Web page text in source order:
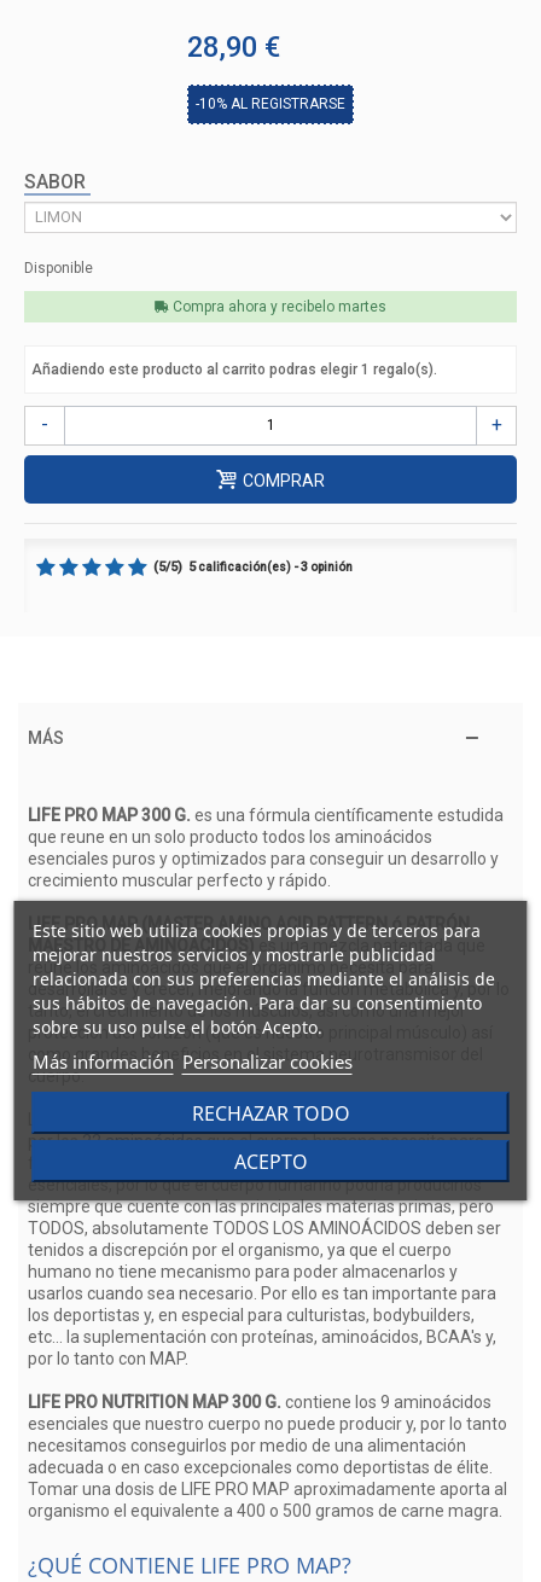
28,90 €
-10% AL REGISTRARSE
SABOR
Disponible
Compra ahora y recibelo martes
Añadiendo este producto al carrito podras elegir 1 regalo(s).
- +
COMPRAR
(5/5) 5calificación(es) -3opinión
MÁS
LIFE PRO MAP 300 G.es una fórmula científicamente estudida
que reune en un solo producto todos los aminoácidos
esenciales puros y optimizados para conseguir un desarrollo y
crecimiento muscular perfecto y rápido.
LIFE PRO MAP (MASTER AMINO ACID PATTERN ó PATRÓN
MAESTRO DE AMINOÁCIDOS)
es una mezcla patentada que
reúne los aminoácidos que el organimo necesita para
desarrollarse y crecer, mejorando la función metabólica y, por lo
tanto, el crecimiento de los músculos, así como una mejor
protección del corazón (que es nuestro principal músculo) así
como grandes beneficios en el sistema neurotransmisor del
cuerpo.
Las tres cuartas partes del cuerpo humano están compuestas
por los22 aminoácidosque el cuerpo humano necesita para
funcionar debidamente. Algunos de los aminoácidos, no son
esenciales, por lo que el cuerpo humanno podría producirlos
siempre que cuente con las principales materias primas, pero
TODOS, absolutamente TODOS LOS AMINOÁCIDOS deben ser
tenidos a discrepción por el organismo, ya que el cuerpo
humano no tiene mecanismo para poder almacenarlos y
usarlos cuando sea necesario. Por ello es tan importante para
los deportistas y, en especial para culturistas, bodybuilders,
etc... la suplementación con proteínas, aminoácidos, BCAA's y,
por lo tanto con MAP.
LIFE PRO NUTRITION MAP 300 G. contiene los 9 aminoácidos
esenciales que nuestro cuerpo no puede producir y, por lo tanto
necesitamos conseguirlos por medio de una alimentación
adecuada o en caso excepcionales como deportistas de élite.
Tomar una dosis de LIFE PRO MAP aproximadamente aporta al
organismo el equivalente a 400 o 500 gramos de carne magra.
¿QUÉ CONTIENE LIFE PRO MAP?
Este sitio web utiliza cookies propias y de terceros para
mejorar nuestros servicios y mostrarle publicidad
relacionada con sus preferencias mediante el análisis de
sus hábitos de navegación. Para dar su consentimiento
sobre su uso pulse el botón Acepto.
Más información Personalizar cookies
RECHAZAR TODO
ACEPTO